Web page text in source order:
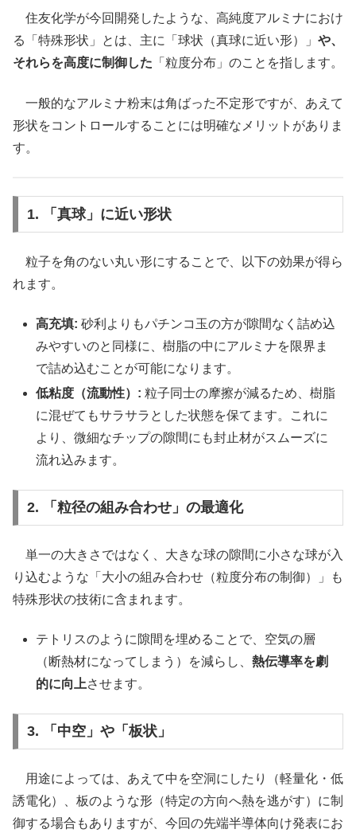
住友化学が今回開発したような、高純度アルミナにおけ
る「特殊形状」とは、主に「球状（真球に近い形）」 や、
それらを高度に制御した 「粒度分布」のことを指します。
一般的なアルミナ粉末は角ばった不定形ですが、あえて
形状をコントロールすることには明確なメリットがありま
す。
1. 「真球」に近い形状
粒子を角のない丸い形にすることで、以下の効果が得ら
れます。
高充填: 砂利よりもパチンコ玉の方が隙間なく詰め込
みやすいのと同様に、樹脂の中にアルミナを限界ま
で詰め込むことが可能になります。
低粘度（流動性）: 粒子同士の摩擦が減るため、樹脂
に混ぜてもサラサラとした状態を保てます。これに
より、微細なチップの隙間にも封止材がスムーズに
流れ込みます。
2. 「粒径の組み合わせ」の最適化
単一の大きさではなく、大きな球の隙間に小さな球が入
り込むような「大小の組み合わせ（粒度分布の制御）」も
特殊形状の技術に含まれます。
テトリスのように隙間を埋めることで、空気の層
（断熱材になってしまう）を減らし、熱伝導率を劇
的に向上させます。
3. 「中空」や「板状」
用途によっては、あえて中を空洞にしたり（軽量化・低
誘電化）、板のような形（特定の方向へ熱を逃がす）に制
御する場合もありますが、今回の先端半導体向け発表にお